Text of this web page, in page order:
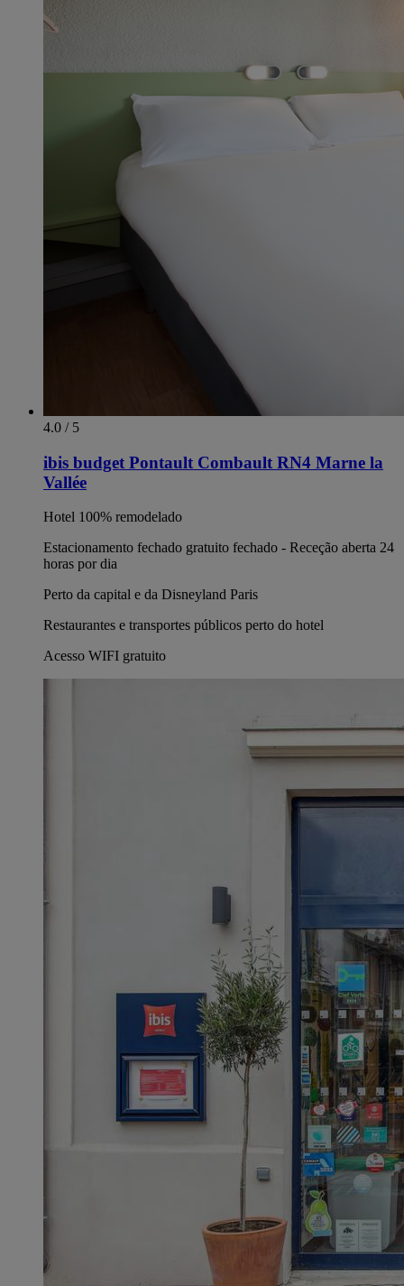
4.0 / 5
ibis budget Pontault Combault RN4 Marne la
Vallée
Hotel 100% remodelado
Estacionamento fechado gratuito fechado - Receção aberta 24
horas por dia
Perto da capital e da Disneyland Paris
Restaurantes e transportes públicos perto do hotel
Acesso WIFI gratuito